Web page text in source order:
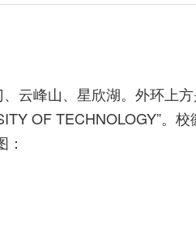
云峰山、星欣湖。外环上
OF TECHNOLOGY”。校